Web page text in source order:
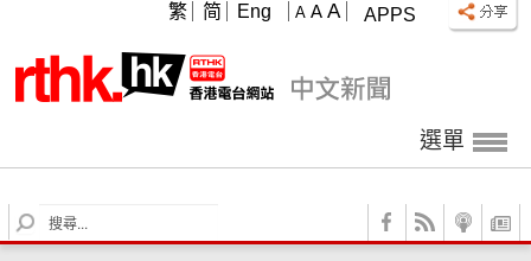
APPS
A A A
繁 简 Eng
選單
S
e